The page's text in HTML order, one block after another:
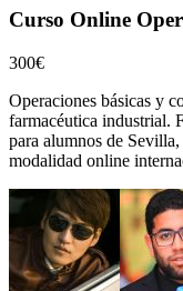
Curso Online
300€
Operaciones básicas y
farmacéutica industrial.
para alumnos de
modalidad online